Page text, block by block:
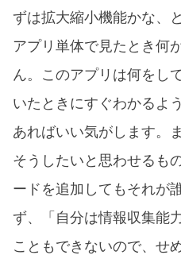
ずは拡大縮小機能かな、と
アプリ単体で見たとき何
ん。このアプリは何をし
いたときにすぐわかるよ
あればいい気がします。
そうしたいと思わせるも
ードを追加してもそれが
ず、「自分は情報収集能
こともできないので、せ